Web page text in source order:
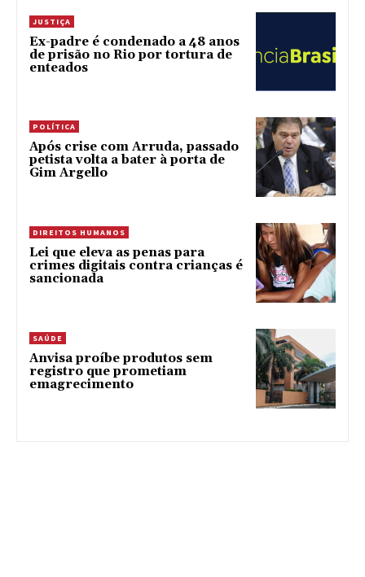
JUSTIÇA
Ex-padre é condenado a 48 anos
de prisão no Rio por tortura de
enteados
POLÍTICA
Após crise com Arruda, passado
petista volta a bater à porta de
Gim Argello
DIREITOS HUMANOS
Lei que eleva as penas para
crimes digitais contra crianças é
sancionada
SAÚDE
Anvisa proíbe produtos sem
registro que prometiam
emagrecimento